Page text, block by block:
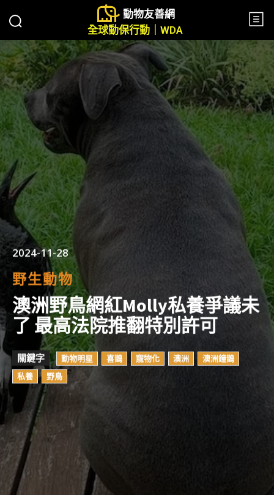
動物友善網
全球動保行動｜WDA
2024-11-28
野生動物
澳洲野鳥網紅Molly私養爭議未
了 最高法院推翻特別許可
關鍵字 動物明星 喜鵲 寵物化 澳洲
澳洲鐘鵲
私養
野鳥